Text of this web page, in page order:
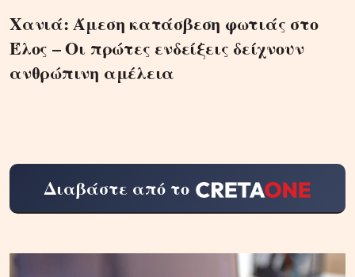
Χανιά: Άμεση κατάσβεση φωτιάς στο
Έλος – Οι πρώτες ενδείξεις δείχνουν
ανθρώπινη αμέλεια
Διαβάστε από το